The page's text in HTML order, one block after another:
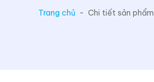
Trang chủ - Chi tiết sản phẩm